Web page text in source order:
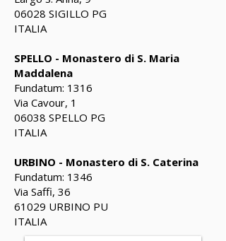
06028 SIGILLO PG
ITALIA
SPELLO - Monastero di S. Maria
Maddalena
Fundatum: 1316
Via Cavour, 1
06038 SPELLO PG
ITALIA
URBINO - Monastero di S. Caterina
Fundatum: 1346
Via Saffi, 36
61029 URBINO PU
ITALIA